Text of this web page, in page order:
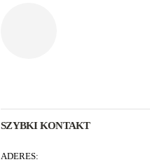
SZYBKI KONTAKT
ADERES: